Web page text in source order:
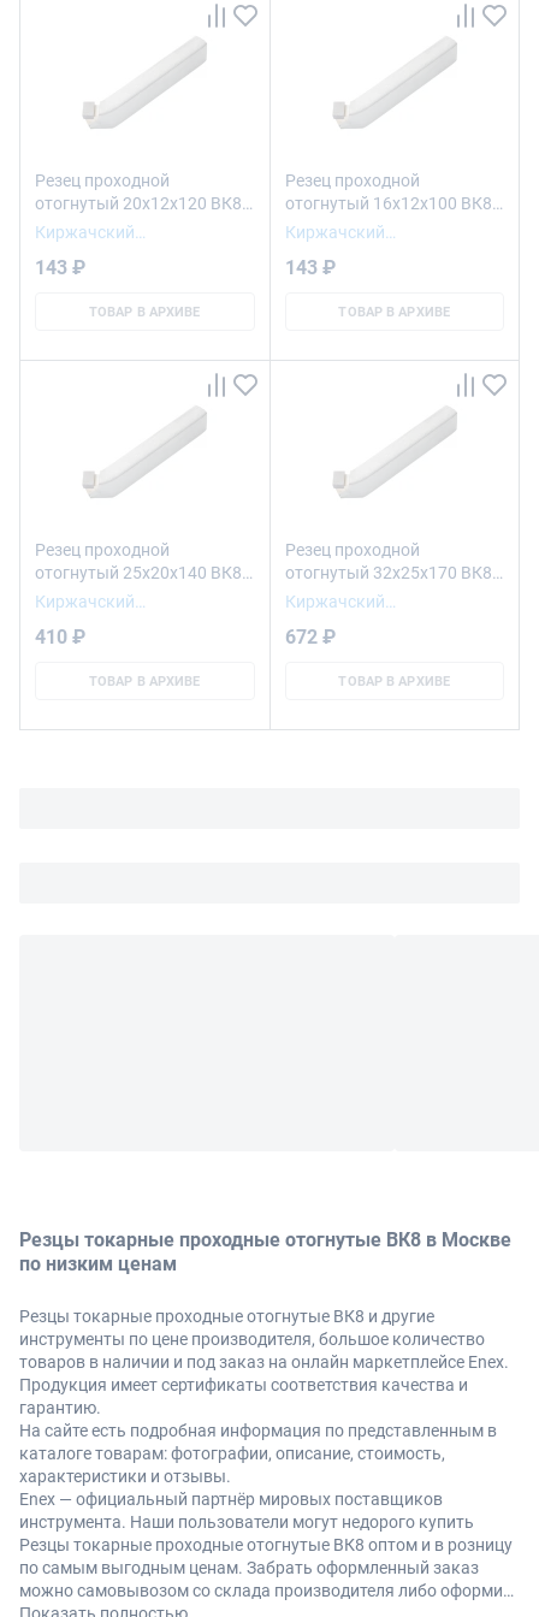
Резец проходной
отогнутый 20х12х120 ВК8
левый
Киржачский
143 ₽
ТОВАР В АРХИВЕ
Резец проходной
отогнутый 16х12х100 ВК8
левый
Киржачский
143 ₽
ТОВАР В АРХИВЕ
Резец проходной
отогнутый 25х20х140 ВК8
левый
Киржачский
410 ₽
ТОВАР В АРХИВЕ
Резец проходной
отогнутый 32х25х170 ВК8
левый
Киржачский
672 ₽
ТОВАР В АРХИВЕ
Резцы токарные проходные отогнутые ВК8 в Москве
по низким ценам
Резцы токарные проходные отогнутые ВК8 и другие
инструменты по цене производителя, большое количество
товаров в наличии и под заказ на онлайн маркетплейсе Enex.
Продукция имеет сертификаты соответствия качества и
гарантию.
На сайте есть подробная информация по представленным в
каталоге товарам: фотографии, описание, стоимость,
характеристики и отзывы.
Enex — официальный партнёр мировых поставщиков
инструмента. Наши пользователи могут недорого купить
Резцы токарные проходные отогнутые ВК8 оптом и в розницу
по самым выгодным ценам. Забрать оформленный заказ
можно самовывозом со склада производителя либо оформив